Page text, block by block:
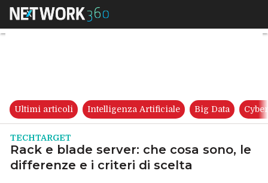
Rack e blade server: che
Ultimi articoli Intelligenza Artificiale Big Data
TECHTARGET
Rack e blade server: che cosa sono, le
differenze e i criteri di scelta